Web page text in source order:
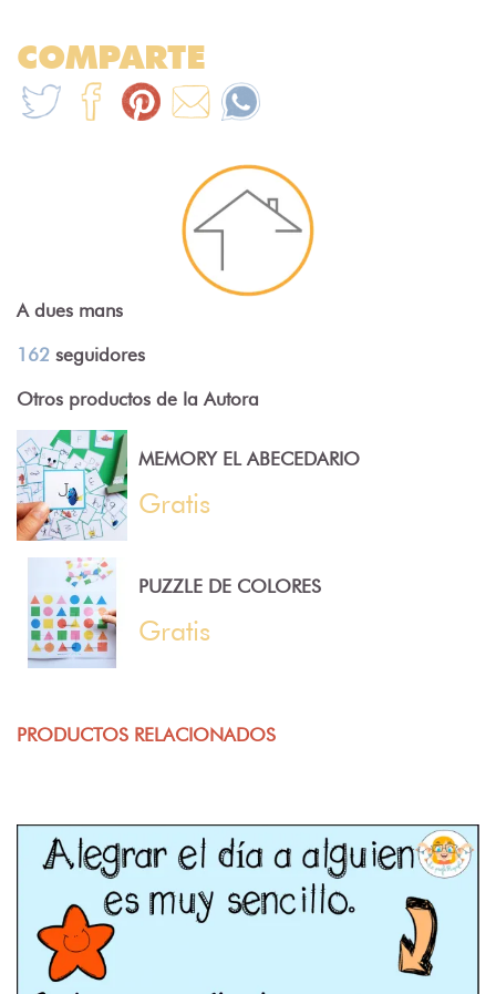
COMPARTE
A dues mans
162 seguidores
Otros productos de la Autora
MEMORY EL ABECEDARIO
Gratis
PUZZLE DE COLORES
Gratis
PRODUCTOS RELACIONADOS